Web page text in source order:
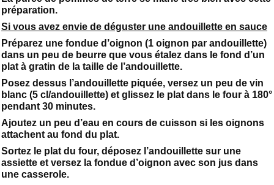
préparation.
Si vous avez envie de déguster une andouillette en sauce
Préparez une fondue d’oignon (1 oignon par andouillette)
dans un peu de beurre que vous étalez dans le fond d’un
plat à gratin de la taille de l’andouillette.
Posez dessus l’andouillette piquée, versez un peu de vin
blanc (5 cl/andouillette) et glissez le plat dans le four à 180°
pendant 30 minutes.
Ajoutez un peu d’eau en cours de cuisson si les oignons
attachent au fond du plat.
Sortez le plat du four, déposez l’andouillette sur une
assiette et versez la fondue d’oignon avec son jus dans
une casserole.